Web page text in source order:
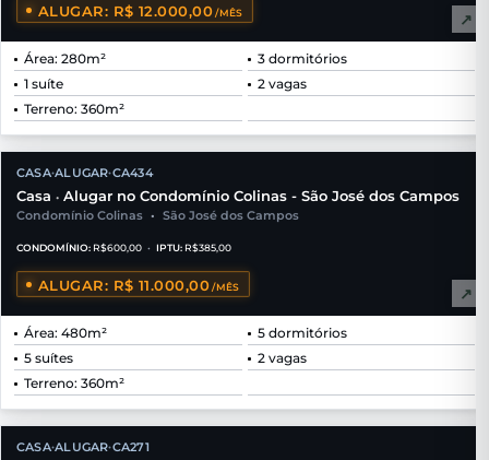
ALUGAR: R$ 12.000,00 /MÊS ↗
Área: 280m²
3 dormitórios
1 suíte
2 vagas
Terreno: 360m²
★EXCLUSIVIDADE
CASA•ALUGAR•CA434
Casa • Alugar no Condomínio Colinas - São José dos Campos
Condomínio Colinas • São José dos Campos
CONDOMÍNIO: R$600,00 • IPTU: R$385,00
ALUGAR: R$ 11.000,00 /MÊS ↗
Área: 480m²
5 dormitórios
5 suítes
2 vagas
Terreno: 360m²
CASA•ALUGAR•CA271